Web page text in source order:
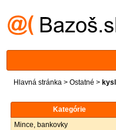
Hlavná stránka > Ostatné >
Kategórie
Mince, bankovky